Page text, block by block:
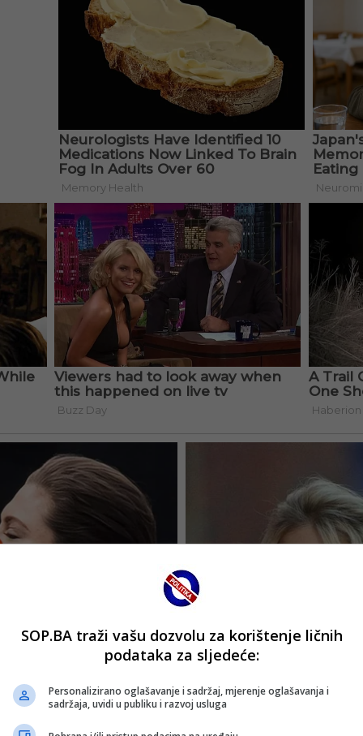
SOP.BA traži vašu dozvolu za korištenje ličnih
podataka za sljedeće:
Personalizirano oglašavanje i sadržaj, mjerenje oglašavanja i
sadržaja, uvidi u publiku i razvoj usluga